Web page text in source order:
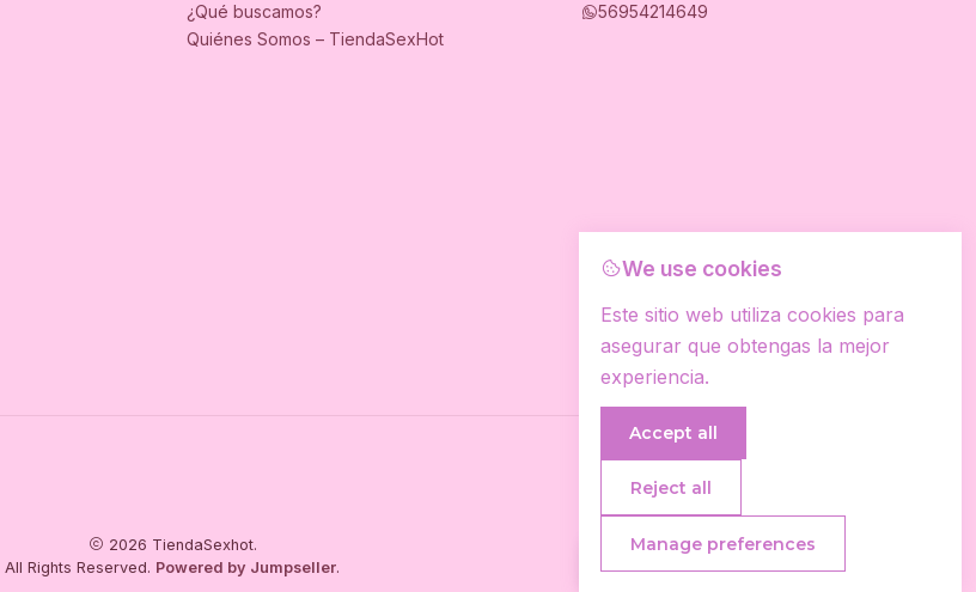
¿Qué buscamos?
Quiénes Somos – TiendaSexHot
56954214649
2026 TiendaSexhot.
All Rights Reserved. Powered by Jumpseller.
We use cookies
Este sitio web utiliza cookies para
asegurar que obtengas la mejor
experiencia.
Accept all
Reject all
Manage preferences